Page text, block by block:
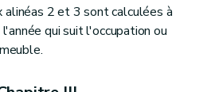
alinéas 2 et 3 sont calculées à
qui suit l'occupation ou